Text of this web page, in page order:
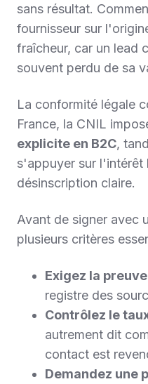
sans résultat.
fournisseur sur
fraîcheur, car un lead
souvent perdu de sa
La conformité légale
France, la CNIL
explicite en B2C,
s'appuyer sur l'intérêt
désinscription claire.
Avant de signer avec
plusieurs critères
Exigez la
registre des
Contrôlez le
autrement dit
contact est
Demandez une